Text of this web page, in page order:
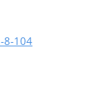
8-104